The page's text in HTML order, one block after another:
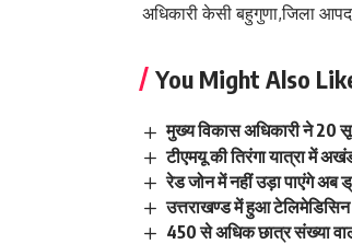
अधिकारी केसी बहुगुणा,जिला
You Might Also
मुख्य विकास अधिकारी ने 20
टीएमयू की तिरंगा यात्रा में
रेड जोन में नहीं उड़ा पाएंगे अब
उत्तराखण्ड में हुआ
450 से अधिक छात्र संख्या